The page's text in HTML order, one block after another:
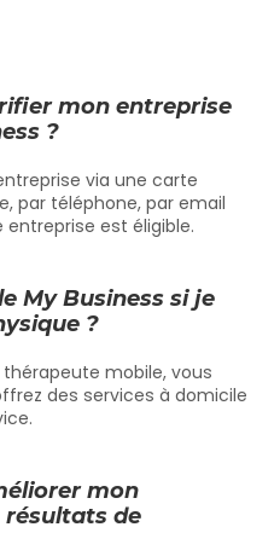
mon entreprise
?
via une carte
par téléphone, par email
est éligible.
My Business si je
?
mobile, vous
des services à domicile
mon
résultats de